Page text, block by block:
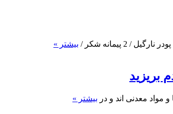
بیشتر »
بریزید
مواد معدنی اند و در بیشتر »